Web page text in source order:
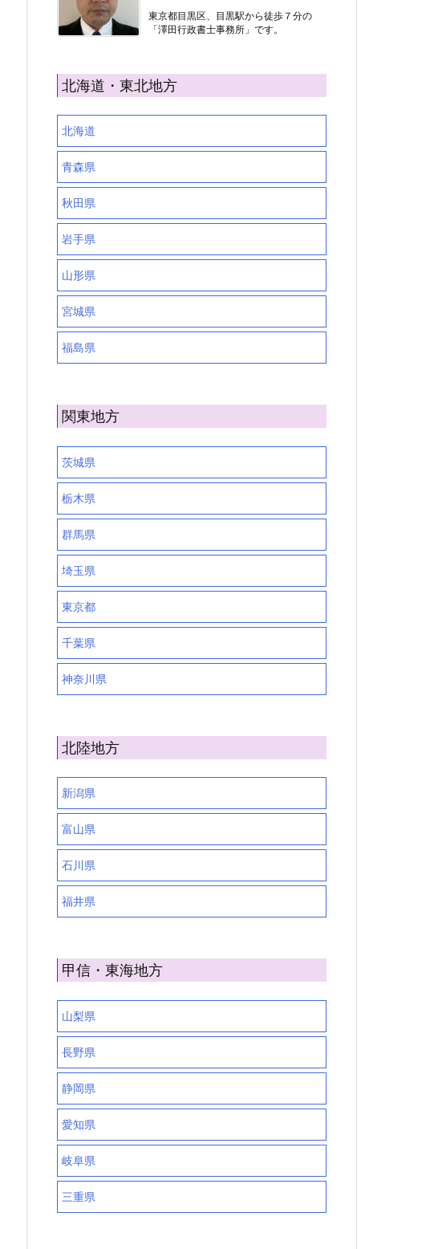
東京都目黒区、目黒駅から徒歩７分の
「澤田行政書士事務所」です。
北海道・東北地方
北海道
青森県
秋田県
岩手県
山形県
宮城県
福島県
関東地方
茨城県
栃木県
群馬県
埼玉県
東京都
千葉県
神奈川県
北陸地方
新潟県
富山県
石川県
福井県
甲信・東海地方
山梨県
長野県
静岡県
愛知県
岐阜県
三重県